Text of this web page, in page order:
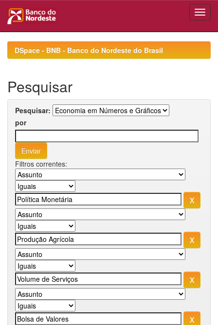
navigationDSpace - BNB - Banco do Nordeste do Brasil
Pesquisar
Pesquisar:
por
Filtros correntes: